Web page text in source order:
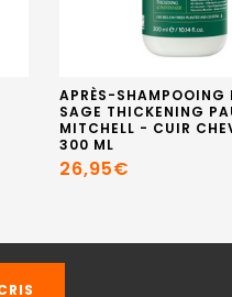
APRÈS-SHAMPOOING
SAGE THICKENING
MITCHELL - CUIR
300 ML
26,95€